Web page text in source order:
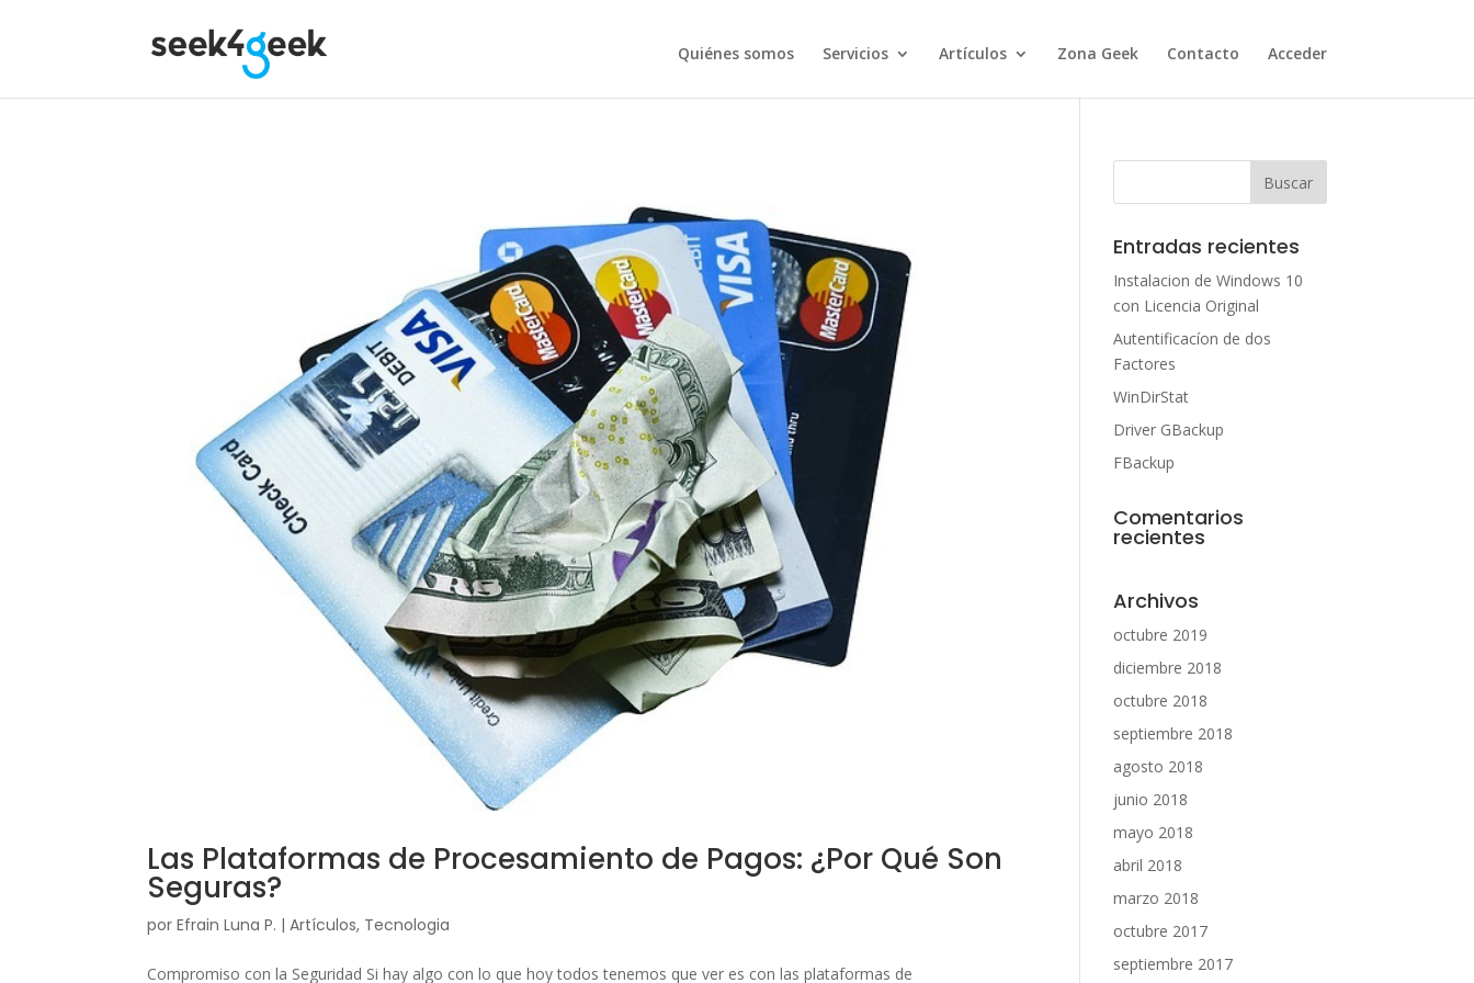
Quiénes somos Servicios Artículos Zona Geek Contacto Acceder
Las Plataformas de Procesamiento de Pagos: ¿Por Qué Son
Seguras?
porEfrain Luna P. |Artículos, Tecnologia
Compromiso con la Seguridad Si hay algo con lo que hoy todos tenemos que ver es con las plataformas de
Entradas recientes
Instalacion de Windows 10
con Licencia Original
Autentificacíon de dos
Factores
WinDirStat
Driver GBackup
FBackup
Comentarios
recientes
Archivos
octubre 2019
diciembre 2018
octubre 2018
septiembre 2018
agosto 2018
junio 2018
mayo 2018
abril 2018
marzo 2018
octubre 2017
septiembre 2017